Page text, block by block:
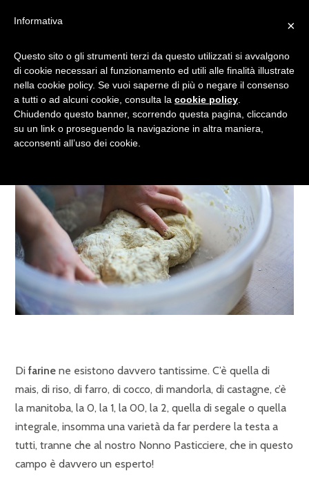
GIOCARE CON LA FARINA
Di farine ne esistono davvero tantissime. C’è quella di
mais, di riso, di farro, di cocco, di mandorla, di castagne, c’è
la manitoba, la 0, la 1, la 00, la 2, quella di segale o quella
integrale, insomma una varietà da far perdere la testa a
tutti, tranne che al nostro Nonno Pasticciere, che in questo
campo è davvero un esperto!
×
Informativa
Questo sito o gli strumenti terzi da questo utilizzati si avvalgono
di cookie necessari al funzionamento ed utili alle finalità illustrate
nella cookie policy. Se vuoi saperne di più o negare il consenso
a tutti o ad alcuni cookie, consulta la cookie policy
Chiudendo questo banner, scorrendo questa pagina, cliccando
su un link o proseguendo la navigazione in altra maniera,
acconsenti all’uso dei cookie.